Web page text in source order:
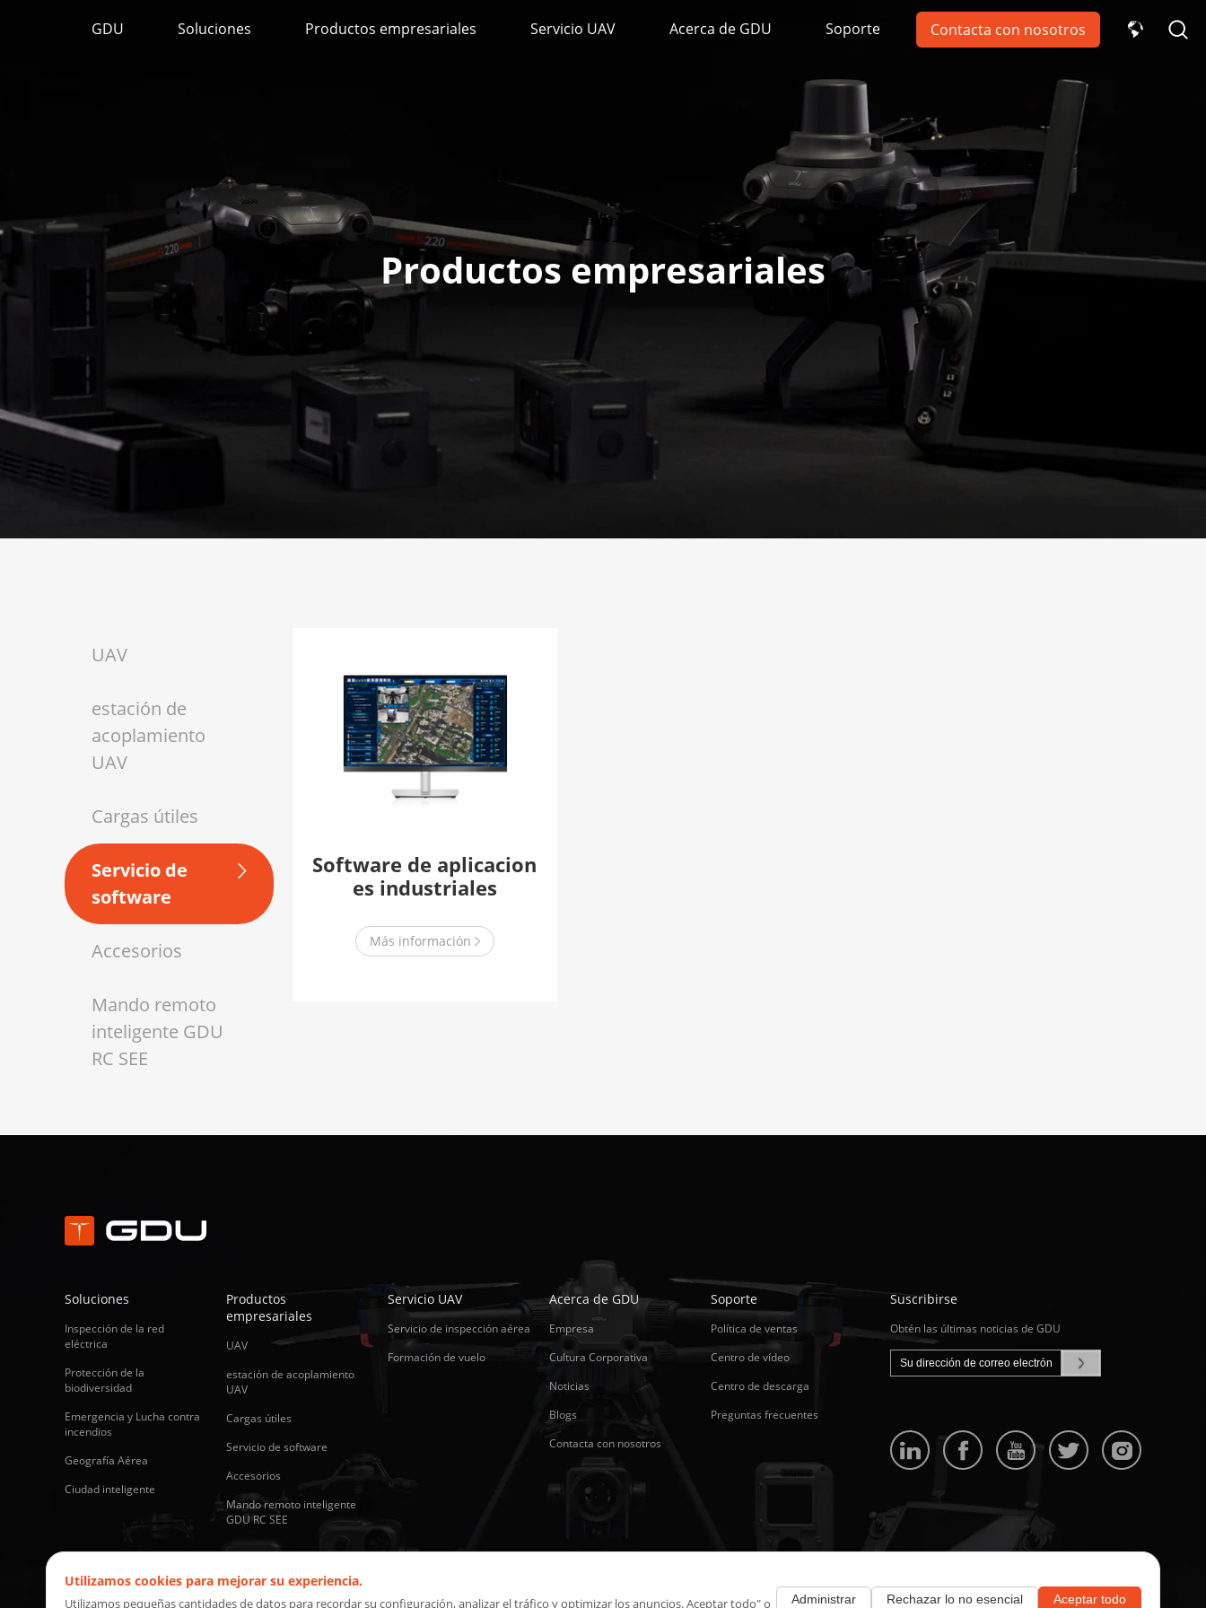
GDU Soluciones Productos empresariales Servicio UAV Acerca de GDU Soporte Contacta con nosotros
Productos empresariales
UAV
estación de
acoplamiento
UAV
Cargas útiles
Servicio de
software
Accesorios
Mando remoto
inteligente GDU
RC SEE
Software de aplicacion
es industriales
Más información
Soluciones
Inspección de la red
eléctrica
Protección de la
biodiversidad
Emergencia y Lucha contra
incendios
Geografía Aérea
Ciudad inteligente
Productos
empresariales
UAV
estación de acoplamiento
UAV
Cargas útiles
Servicio de software
Accesorios
Mando remoto inteligente
GDU RC SEE
Servicio UAV
Servicio de inspección aérea
Formación de vuelo
Acerca de GDU
Empresa
Cultura Corporativa
Noticias
Blogs
Contacta con nosotros
Soporte
Política de ventas
Centro de vídeo
Centro de descarga
Preguntas frecuentes
Suscribirse
Obtén las últimas noticias de GDU
Utilizamos cookies para mejorar su experiencia.
Utilizamos pequeñas cantidades de datos para recordar su configuración, analizar el tráfico y optimizar los anuncios. Aceptar todo" o Administrar Rechazar lo no esencial Aceptar todo